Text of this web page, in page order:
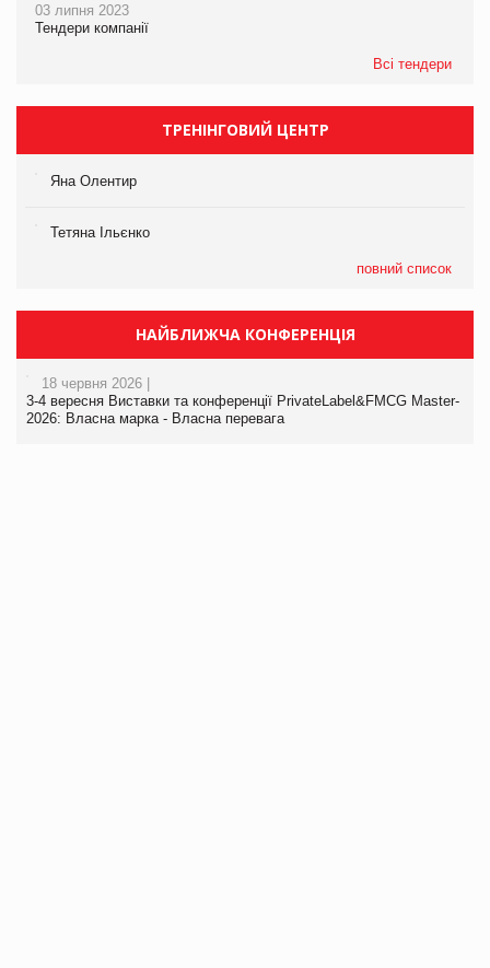
03 липня 2023
Тендери компанії
Всі тендери
ТРЕНІНГОВИЙ ЦЕНТР
Яна Олентир
Тетяна Ільєнко
повний список
НАЙБЛИЖЧА КОНФЕРЕНЦІЯ
18 червня 2026 |
3-4 вересня Виставки та конференції PrivateLabel&FMCG Master-
2026: Власна марка - Власна перевага